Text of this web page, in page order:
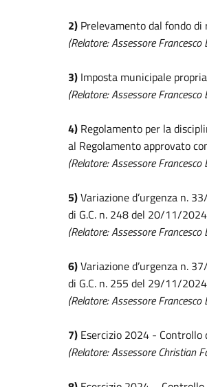
2) Prelevamento dal fondo
(Relatore: Assessore Francesco
3) Imposta municipale
(Relatore: Assessore Francesco
4) Regolamento per la
al Regolamento approvato
(Relatore: Assessore Francesco
5)Variazione d’urgenza n.
di G.C. n. 248 del 20/11/
(Relatore: Assessore Francesco
6)Variazione d’urgenza n.
di G.C. n. 255 del 29/11/
(Relatore: Assessore Francesco
7) Esercizio 2024 - Controllo
(Relatore: Assessore Christian